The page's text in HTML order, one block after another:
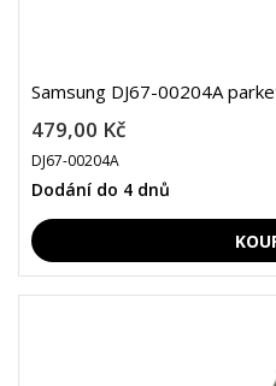
Samsung DJ67-00204A
479,00 Kč
DJ67-00204A
Dodání do 4 dnů